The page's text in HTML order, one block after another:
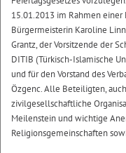
15.01.2013 im Rahmen einer
Bürgermeisterin Karoline
Grantz, der Vorsitzende der
DITIB (Türkisch-Islamische
und für den Vorstand des
Özgenc. Alle Beteiligten,
zivilgesellschaftliche
Meilenstein und wichtige
Religionsgemeinschaften